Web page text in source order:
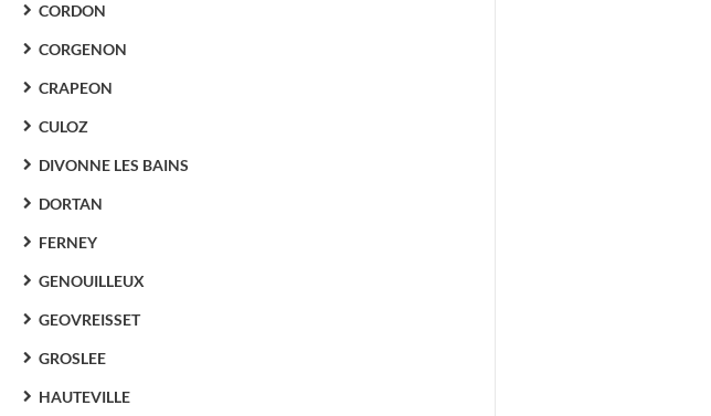
CORDON
CORGENON
CRAPEON
CULOZ
DIVONNE LES BAINS
DORTAN
FERNEY
GENOUILLEUX
GEOVREISSET
GROSLEE
HAUTEVILLE